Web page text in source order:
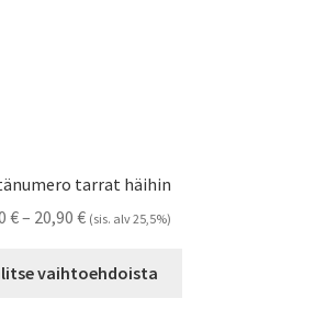
tarrat häihin
€– 20,90 €Hintaluokka:
-
(sis. alv 25,5%)
vaihtoehdoista